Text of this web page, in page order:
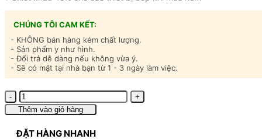
CHÚNG TÔI CAM KẾT:
- KHÔNG bán hàng kém chất lượng.
- Sản phẩm y như hình.
- Đổi trả dễ dàng nếu không vừa ý.
- Sẽ có mặt tại nhà bạn từ 1 - 3 ngày làm việc.
Tủ
bếp
nhựa
cao
Thêm vào giỏ hàng
ĐẶT HÀNG NHANH